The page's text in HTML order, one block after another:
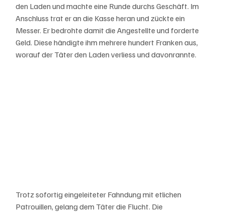
den Laden und machte eine Runde durchs Geschäft. Im
Anschluss trat er an die Kasse heran und zückte ein
Messer. Er bedrohte damit die Angestellte und forderte
Geld. Diese händigte ihm mehrere hundert Franken aus,
worauf der Täter den Laden verliess und davonrannte.
Trotz sofortig eingeleiteter Fahndung mit etlichen
Patrouillen, gelang dem Täter die Flucht. Die